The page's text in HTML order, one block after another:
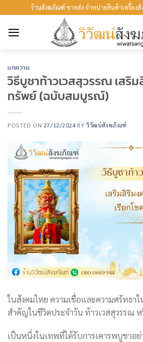
ร้านสังฆภัณฑ์ ขายส่ง จำหน่ายสินค้าเครื่อง
บทความ
วิธีบูชาท้าวเวสสุวรรณ เสริ
ทรัพย์ (ฉบับสมบูรณ์)
POSTED ON 27/12/2024 BYวิวัฒน์สังฆภัณฑ์
ในสังคมไทย ความเชื่อและความศรัทธ
สำคัญในชีวิตประจำวัน ท้าวเวสสุวรรณ ห
เป็นหนึ่งในเทพที่ได้รับการเคารพบูชาอย่